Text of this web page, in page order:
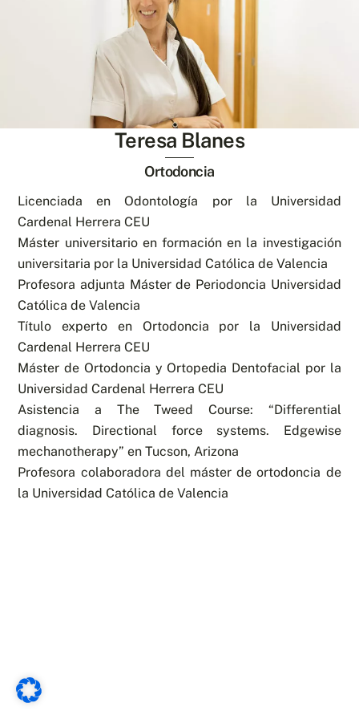
Teresa Blanes
Ortodoncia
Licenciada en Odontología por la Universidad
Cardenal Herrera CEU
Máster universitario en formación en la investigación
universitaria por la Universidad Católica de Valencia
Profesora adjunta Máster de Periodoncia Universidad
Católica de Valencia
Título experto en Ortodoncia por la Universidad
Cardenal Herrera CEU
Máster de Ortodoncia y Ortopedia Dentofacial por la
Universidad Cardenal Herrera CEU
Asistencia a The Tweed Course: “Differential
diagnosis. Directional force systems. Edgewise
mechanotherapy” en Tucson, Arizona
Profesora colaboradora del máster de ortodoncia de
la Universidad Católica de Valencia